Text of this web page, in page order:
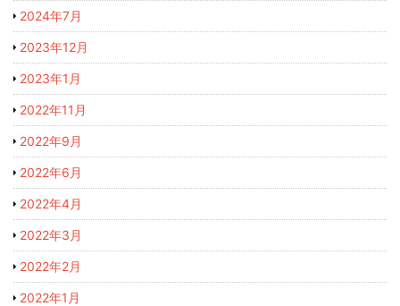
2024年7月
2023年12月
2023年1月
2022年11月
2022年9月
2022年6月
2022年4月
2022年3月
2022年2月
2022年1月